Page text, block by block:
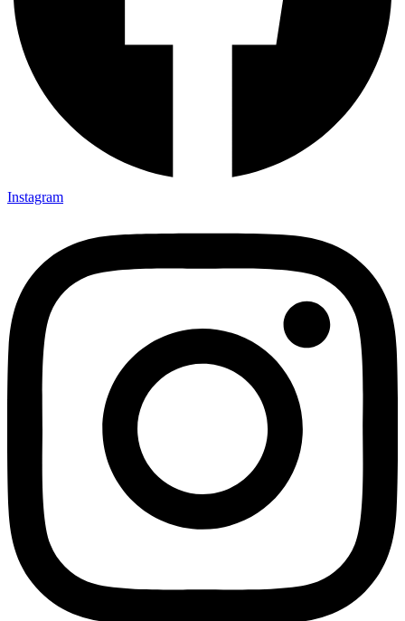
Instagram